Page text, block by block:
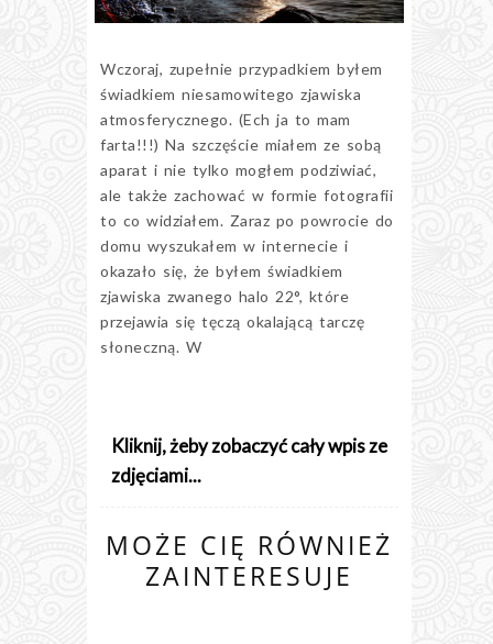
Wczoraj, zupełnie przypadkiem byłem
świadkiem niesamowitego zjawiska
atmosferycznego. (Ech ja to mam
farta!!!) Na szczęście miałem ze sobą
aparat i nie tylko mogłem podziwiać,
ale także zachować w formie fotografii
to co widziałem. Zaraz po powrocie do
domu wyszukałem w internecie i
okazało się, że byłem świadkiem
zjawiska zwanego halo 22°, które
przejawia się tęczą okalającą tarczę
słoneczną. W
Kliknij, żeby zobaczyć cały wpis ze
zdjęciami...
MOŻE CIĘ RÓWNIEŻ
ZAINTERESUJE